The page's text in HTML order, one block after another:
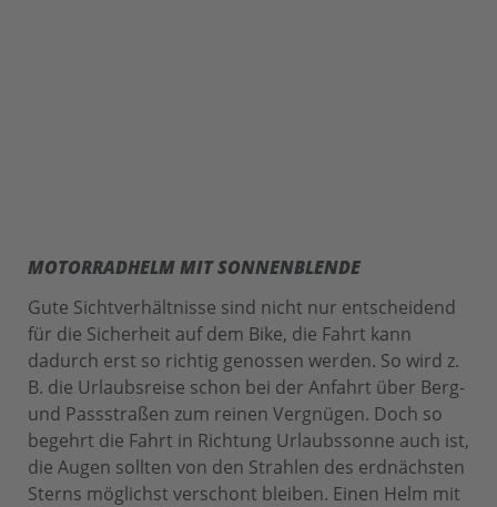
MOTORRADHELM MIT SONNENBLENDE
Gute Sichtverhältnisse sind nicht nur entscheidend
für die Sicherheit auf dem Bike, die Fahrt kann
dadurch erst so richtig genossen werden. So wird z.
B. die Urlaubsreise schon bei der Anfahrt über Berg-
und Passstraßen zum reinen Vergnügen. Doch so
begehrt die Fahrt in Richtung Urlaubssonne auch ist,
die Augen sollten von den Strahlen des erdnächsten
Sterns möglichst verschont bleiben. Einen Helm mit